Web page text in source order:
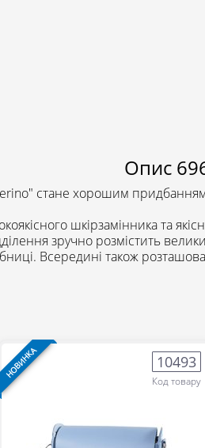
Опис
стане хорошим
шкірзамінника та
зручно розмістить
Всередині також
НОВИНКА 10493
Код товару